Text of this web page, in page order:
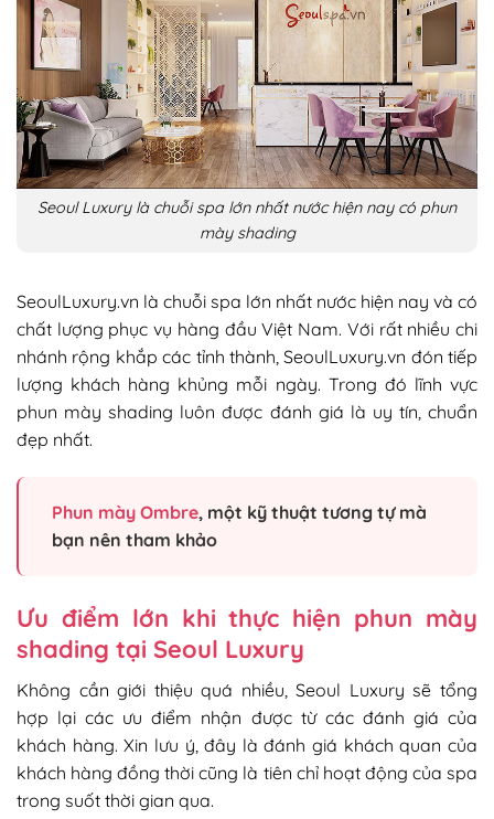
Seoul Luxury là chuỗi spa lớn nhất nước hiện nay có phun
mày shading
SeoulLuxury.vn là chuỗi spa lớn nhất nước hiện nay và có
chất lượng phục vụ hàng đầu Việt Nam. Với rất nhiều chi
nhánh rộng khắp các tỉnh thành, SeoulLuxury.vn đón tiếp
lượng khách hàng khủng mỗi ngày. Trong đó lĩnh vực
phun mày shading luôn được đánh giá là uy tín, chuẩn
đẹp nhất.
Phun mày Ombre, một kỹ thuật tương tự mà
bạn nên tham khảo
Ưu điểm lớn khi thực hiện phun mày
shading tại Seoul Luxury
Không cần giới thiệu quá nhiều, Seoul Luxury sẽ tổng
hợp lại các ưu điểm nhận được từ các đánh giá của
khách hàng. Xin lưu ý, đây là đánh giá khách quan của
khách hàng đồng thời cũng là tiên chỉ hoạt động của spa
trong suốt thời gian qua.